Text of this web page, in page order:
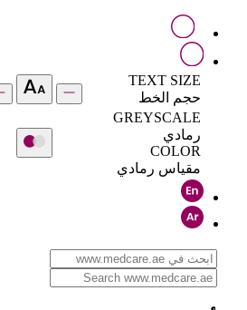
TEXT SIZE
حجم الخط
GREYSCALE
رمادي
COLOR
مقياس رمادي